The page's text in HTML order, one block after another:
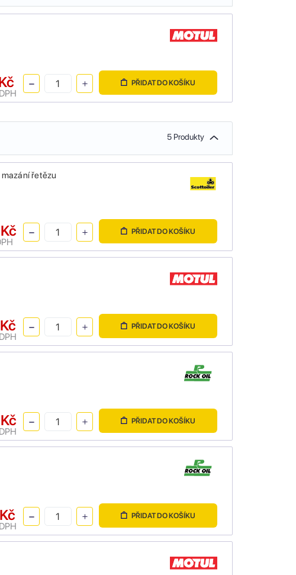
PŘIDAT DO KOŠÍKU
5 Produkty
řetězu
PŘIDAT DO KOŠÍKU
PŘIDAT DO KOŠÍKU
PŘIDAT DO KOŠÍKU
PŘIDAT DO KOŠÍKU